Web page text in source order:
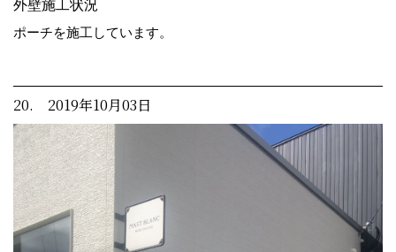
外壁施工状況
ポーチを施工しています。
20. 2019年10月03日